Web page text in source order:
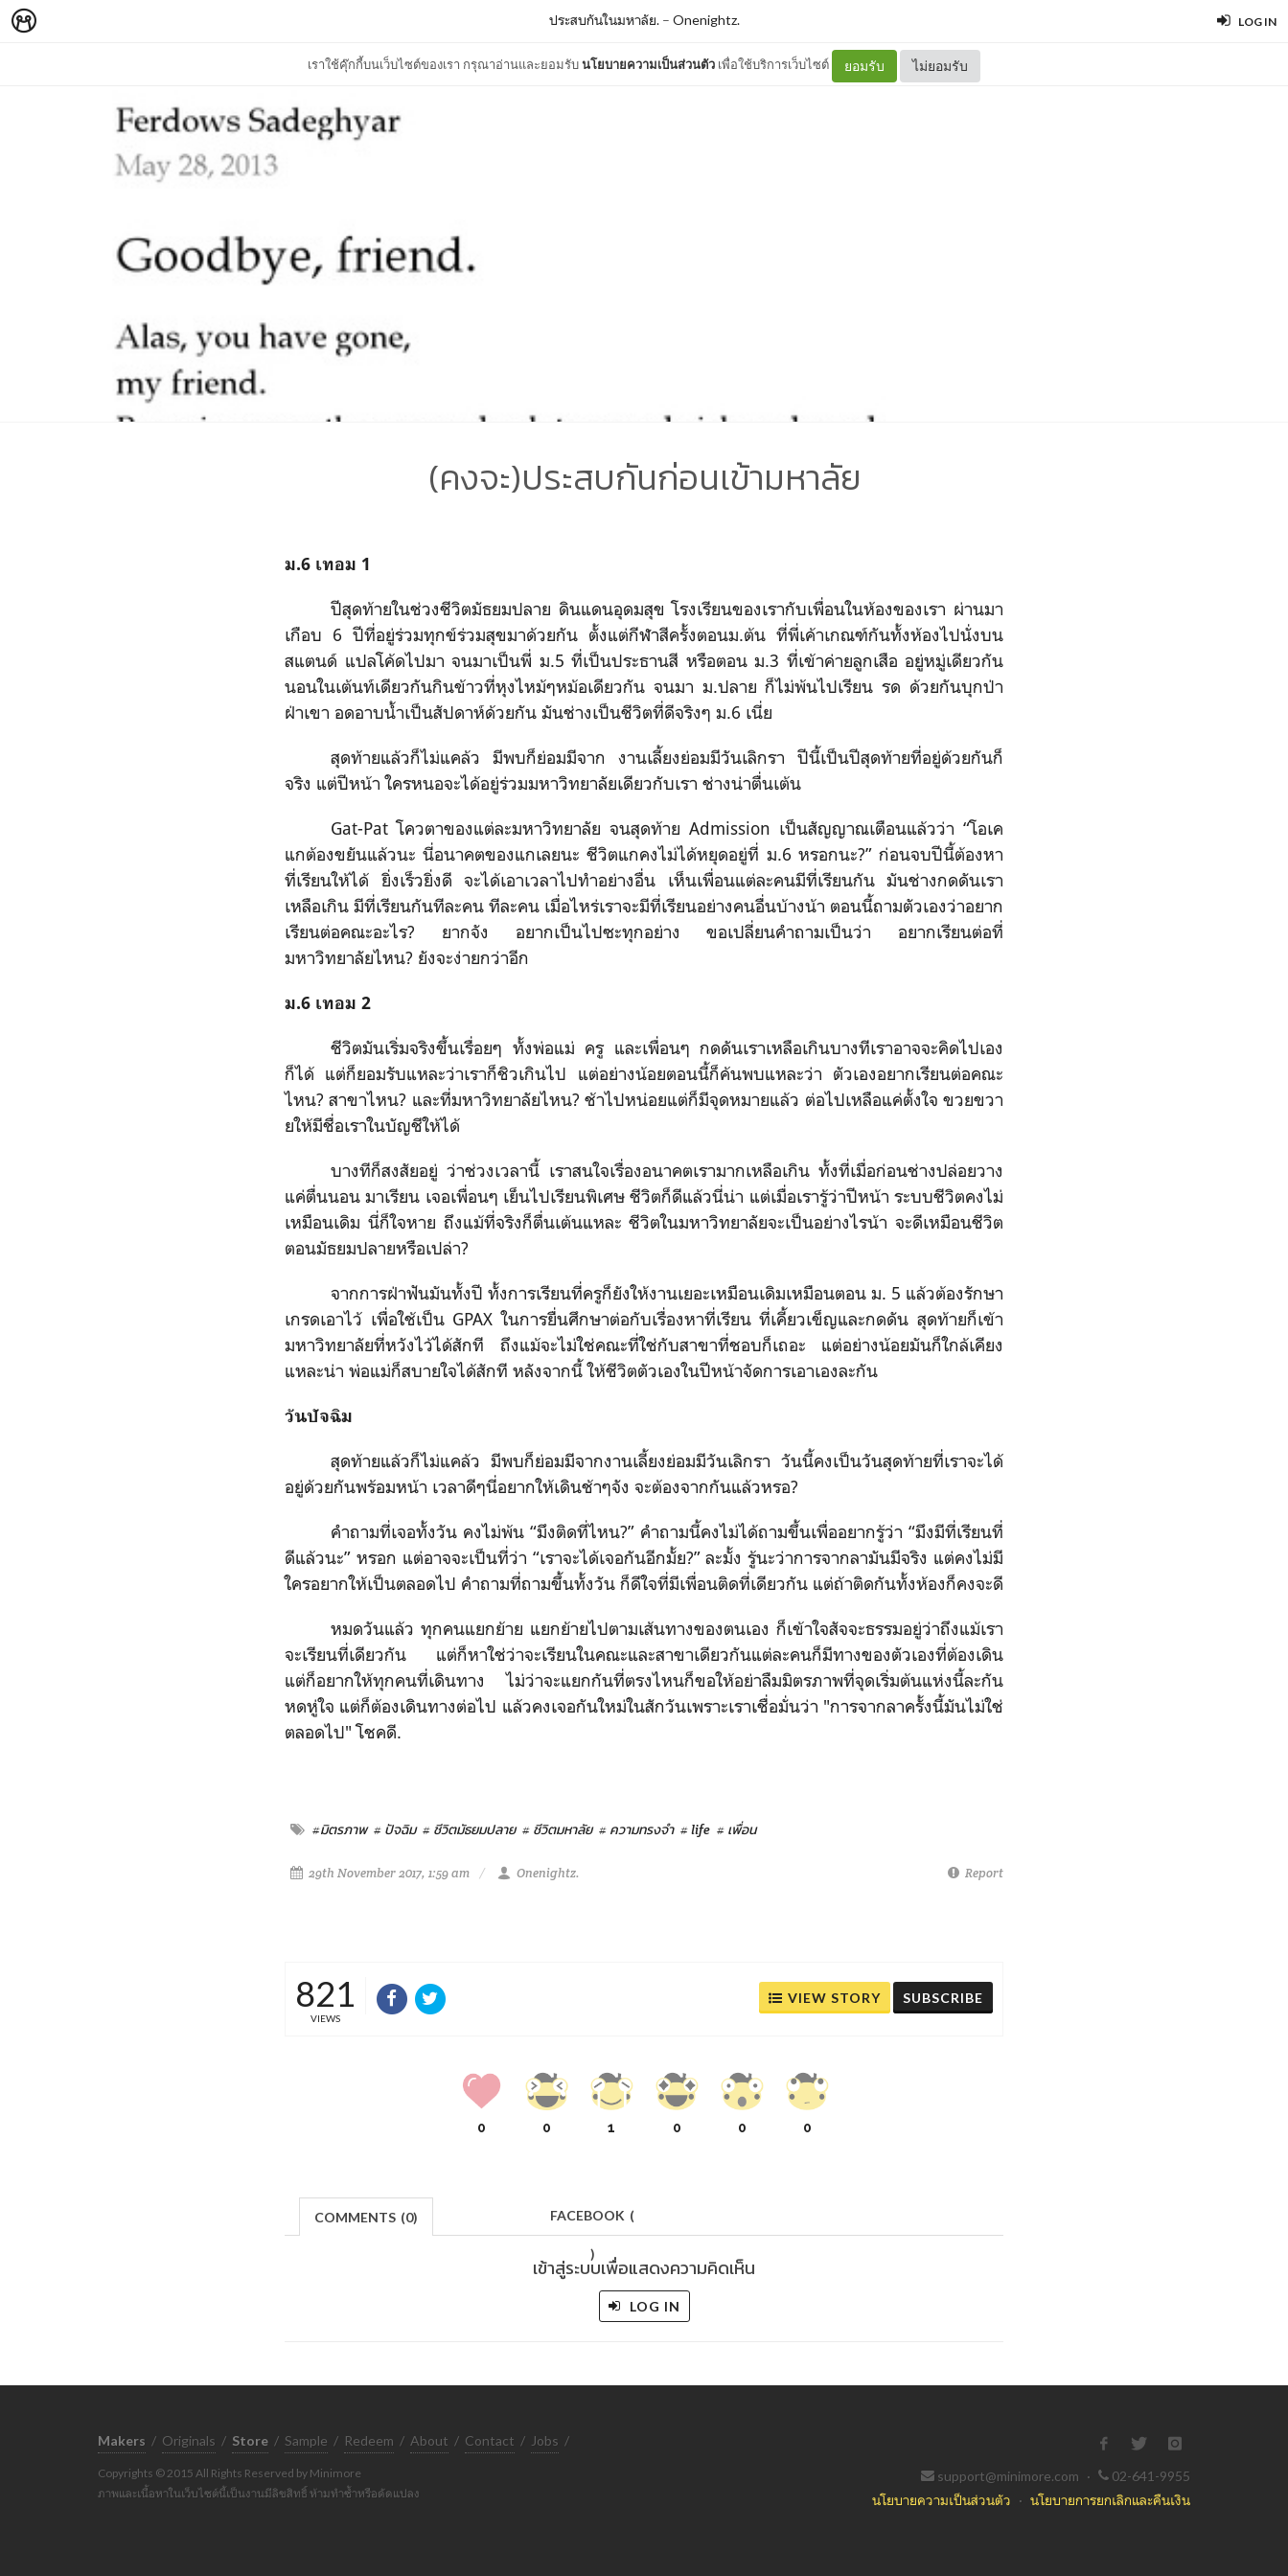
LOG IN
เราใช้คุ๊กกี้บนเว็บไซต์ของเรา กรุณาอ่านและยอมรับนโยบายความเป็นส่วนตัว เพื่อใช้บริการเว็บไซต์ ยอมรับ ไม่ยอมรับ
ประสบกันในมหาลัย.– Onenightz.
(คงจะ)ประสบกันก่อนเข้ามหาลัย
ม.6 เทอม 1
ปีสุดท้ายในช่วงชีวิตมัธยมปลาย ดินแดนอุดมสุข โรงเรียนของเรากับเพื่อนในห้องของเรา ผ่านมา
เกือบ 6 ปีที่อยู่ร่วมทุกข์ร่วมสุขมาด้วยกัน ตั้งแต่กีฬาสีครั้งตอนม.ต้น ที่พี่เค้าเกณฑ์กันทั้งห้องไปนั่งบน
สแตนด์ แปลโค้ดไปมา จนมาเป็นพี่ ม.5 ที่เป็นประธานสี หรือตอน ม.3 ที่เข้าค่ายลูกเสือ อยู่หมู่เดียวกัน
นอนในเต้นท์เดียวกันกินข้าวที่หุงไหม้ๆหม้อเดียวกัน จนมา ม.ปลาย ก็ไม่พ้นไปเรียน รด ด้วยกันบุกป่า
ฝ่าเขา อดอาบน้ำเป็นสัปดาห์ด้วยกัน มันช่างเป็นชีวิตที่ดีจริงๆ ม.6 เนี่ย
สุดท้ายแล้วก็ไม่แคล้ว มีพบก็ย่อมมีจาก งานเลี้ยงย่อมมีวันเลิกรา ปีนี้เป็นปีสุดท้ายที่อยู่ด้วยกันก็
จริง แต่ปีหน้า ใครหนอจะได้อยู่ร่วมมหาวิทยาลัยเดียวกับเรา ช่างน่าตื่นเต้น
Gat-Pat โควตาของแต่ละมหาวิทยาลัย จนสุดท้าย Admission เป็นสัญญาณเตือนแล้วว่า “โอเค
แกต้องขยันแล้วนะ นี่อนาคตของแกเลยนะ ชีวิตแกคงไม่ได้หยุดอยู่ที่ ม.6 หรอกนะ?” ก่อนจบปีนี้ต้องหา
ที่เรียนให้ได้ ยิ่งเร็วยิ่งดี จะได้เอาเวลาไปทำอย่างอื่น เห็นเพื่อนแต่ละคนมีที่เรียนกัน มันช่างกดดันเรา
เหลือเกิน มีที่เรียนกันทีละคน ทีละคน เมื่อไหร่เราจะมีที่เรียนอย่างคนอื่นบ้างน้า ตอนนี้ถามตัวเองว่าอยาก
เรียนต่อคณะอะไร? ยากจัง อยากเป็นไปซะทุกอย่าง ขอเปลี่ยนคำถามเป็นว่า อยากเรียนต่อที่
มหาวิทยาลัยไหน? ยังจะง่ายกว่าอีก
ม.6 เทอม 2
ชีวิตมันเริ่มจริงขึ้นเรื่อยๆ ทั้งพ่อแม่ ครู และเพื่อนๆ กดดันเราเหลือเกินบางทีเราอาจจะคิดไปเอง
ก็ได้ แต่ก็ยอมรับแหละว่าเราก็ชิวเกินไป แต่อย่างน้อยตอนนี้ก็ค้นพบแหละว่า ตัวเองอยากเรียนต่อคณะ
ไหน? สาขาไหน? และที่มหาวิทยาลัยไหน? ช้าไปหน่อยแต่ก็มีจุดหมายแล้ว ต่อไปเหลือแค่ตั้งใจ ขวยขวา
ยให้มีชื่อเราในบัญชีให้ได้
บางทีก็สงสัยอยู่ ว่าช่วงเวลานี้ เราสนใจเรื่องอนาคตเรามากเหลือเกิน ทั้งที่เมื่อก่อนช่างปล่อยวาง
แค่ตื่นนอน มาเรียน เจอเพื่อนๆ เย็นไปเรียนพิเศษ ชีวิตก็ดีแล้วนี่น่า แต่เมื่อเรารู้ว่าปีหน้า ระบบชีวิตคงไม่
เหมือนเดิม นี่ก็ใจหาย ถึงแม้ที่จริงก็ตื่นเต้นแหละ ชีวิตในมหาวิทยาลัยจะเป็นอย่างไรน้า จะดีเหมือนชีวิต
ตอนมัธยมปลายหรือเปล่า?
จากการฝ่าฟันมันทั้งปี ทั้งการเรียนที่ครูก็ยังให้งานเยอะเหมือนเดิมเหมือนตอน ม. 5 แล้วต้องรักษา
เกรดเอาไว้ เพื่อใช้เป็น GPAX ในการยื่นศึกษาต่อกับเรื่องหาที่เรียน ที่เคี้ยวเข็ญและกดดัน สุดท้ายก็เข้า
มหาวิทยาลัยที่หวังไว้ได้สักที ถึงแม้จะไม่ใช่คณะที่ใช่กับสาขาที่ชอบก็เถอะ แต่อย่างน้อยมันก็ใกล้เคียง
แหละน่า พ่อแม่ก็สบายใจได้สักที หลังจากนี้ ให้ชีวิตตัวเองในปีหน้าจัดการเอาเองละกัน
วันปัจฉิม
สุดท้ายแล้วก็ไม่แคล้ว มีพบก็ย่อมมีจากงานเลี้ยงย่อมมีวันเลิกรา วันนี้คงเป็นวันสุดท้ายที่เราจะได้
อยู่ด้วยกันพร้อมหน้า เวลาดีๆนี่อยากให้เดินช้าๆจัง จะต้องจากกันแล้วหรอ?
คำถามที่เจอทั้งวัน คงไม่พ้น “มึงติดที่ไหน?” คำถามนี้คงไม่ได้ถามขึ้นเพื่ออยากรู้ว่า “มึงมีที่เรียนที่
ดีแล้วนะ” หรอก แต่อาจจะเป็นที่ว่า “เราจะได้เจอกันอีกมั้ย?” ละมั้ง รู้นะว่าการจากลามันมีจริง แต่คงไม่มี
ใครอยากให้เป็นตลอดไป คำถามที่ถามขึ้นทั้งวัน ก็ดีใจที่มีเพื่อนติดที่เดียวกัน แต่ถ้าติดกันทั้งห้องก็คงจะดี
หมดวันแล้ว ทุกคนแยกย้าย แยกย้ายไปตามเส้นทางของตนเอง ก็เข้าใจสัจจะธรรมอยู่ว่าถึงแม้เรา
จะเรียนที่เดียวกัน แต่ก็หาใช่ว่าจะเรียนในคณะและสาขาเดียวกันแต่ละคนก็มีทางของตัวเองที่ต้องเดิน
แต่ก็อยากให้ทุกคนที่เดินทาง ไม่ว่าจะแยกกันที่ตรงไหนก็ขอให้อย่าลืมมิตรภาพที่จุดเริ่มต้นแห่งนี้ละกัน
หดหู่ใจ แต่ก็ต้องเดินทางต่อไป แล้วคงเจอกันใหม่ในสักวันเพราะเราเชื่อมั่นว่า "การจากลาครั้งนี้มันไม่ใช่
ตลอดไป" โชคดี.
#มิตรภาพ # ปัจฉิม # ชีวิตมัธยมปลาย # ชีวิตมหาลัย # ความทรงจำ # life # เพื่อน
29th November 2017, 1:59 am Onenightz. Report
821
VIEWS
VIEW STORY SUBSCRIBE
0 0 1 0 0 0
COMMENTS (0) FACEBOOK (
)
เข้าสู่ระบบเพื่อแสดงความคิดเห็น
LOG IN
Makers / Originals / Store / Sample / Redeem / About / Contact / Jobs /
Copyrights © 2015 All Rights Reserved by Minimore
ภาพและเนื้อหาในเว็บไซต์นี้เป็นงานมีลิขสิทธิ์ ห้ามทำซ้ำหรือดัดแปลง
support@minimore.com ·
02-641-9955
นโยบายความเป็นส่วนตัว · นโยบายการยกเลิกและคืนเงิน